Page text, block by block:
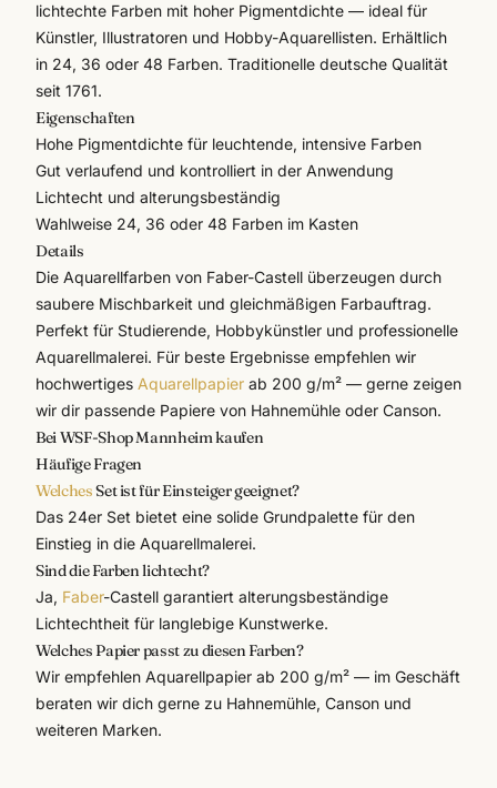
lichtechte Farben mit hoher Pigmentdichte — ideal für
Künstler, Illustratoren und Hobby-Aquarellisten. Erhältlich
in 24, 36 oder 48 Farben. Traditionelle deutsche Qualität
seit 1761.
Eigenschaften
Hohe Pigmentdichte für leuchtende, intensive Farben
Gut verlaufend und kontrolliert in der Anwendung
Lichtecht und alterungsbeständig
Wahlweise 24, 36 oder 48 Farben im Kasten
Details
Die Aquarellfarben von Faber-Castell überzeugen durch
saubere Mischbarkeit und gleichmäßigen Farbauftrag.
Perfekt für Studierende, Hobbykünstler und professionelle
Aquarellmalerei. Für beste Ergebnisse empfehlen wir
hochwertiges Aquarellpapier ab 200 g/m² — gerne zeigen
wir dir passende Papiere von Hahnemühle oder Canson.
Bei WSF-Shop Mannheim kaufen
Häufige Fragen
WelchesSet ist für Einsteiger geeignet?
Das 24er Set bietet eine solide Grundpalette für den
Einstieg in die Aquarellmalerei.
Sind die Farben lichtecht?
Ja, Faber-Castell garantiert alterungsbeständige
Lichtechtheit für langlebige Kunstwerke.
Welches Papier passt zu diesen Farben?
Wir empfehlen Aquarellpapier ab 200 g/m² — im Geschäft
beraten wir dich gerne zu Hahnemühle, Canson und
weiteren Marken.